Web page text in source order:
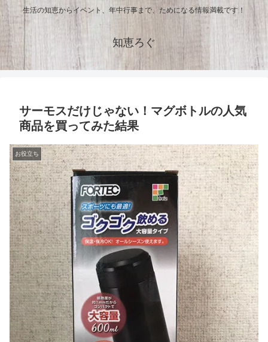
生活の知恵からイベント、年中行事まで、ためになる情報満載です！
知恵ろぐ
サーモスだけじゃない！マグボトルの人気
商品を買ってみた結果
お役立ち